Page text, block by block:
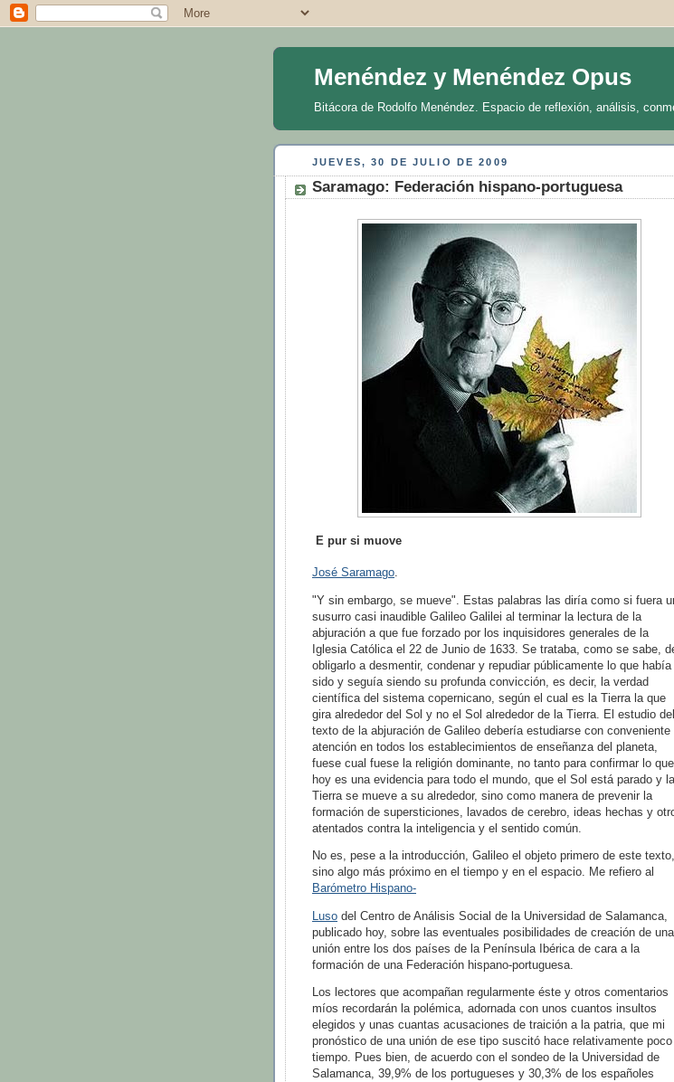
Menéndez y Menéndez Opus
Bitácora de Rodolfo Menéndez. Espacio de reflexión, análisis,
JUEVES, 30 DE JULIO DE 2009
Saramago: Federación hispano-portuguesa
E pur si muove
José Saramago.
"Y sin embargo, se mueve". Estas palabras las diría como si fuera
susurro casi inaudible Galileo Galilei al terminar la lectura de la
abjuración a que fue forzado por los inquisidores generales de la
Iglesia Católica el 22 de Junio de 1633. Se trataba, como se sabe,
obligarlo a desmentir, condenar y repudiar públicamente lo que había
sido y seguía siendo su profunda convicción, es decir, la verdad
científica del sistema copernicano, según el cual es la Tierra la que
gira alrededor del Sol y no el Sol alrededor de la Tierra. El estudio del
texto de la abjuración de Galileo debería estudiarse con conveniente
atención en todos los establecimientos de enseñanza del planeta,
fuese cual fuese la religión dominante, no tanto para confirmar lo que
hoy es una evidencia para todo el mundo, que el Sol está parado y la
Tierra se mueve a su alrededor, sino como manera de prevenir la
formación de supersticiones, lavados de cerebro, ideas hechas y
atentados contra la inteligencia y el sentido común.
No es, pese a la introducción, Galileo el objeto primero de este texto,
sino algo más próximo en el tiempo y en el espacio. Me refiero al
Barómetro Hispano-
Luso del Centro de Análisis Social de la Universidad de Salamanca,
publicado hoy, sobre las eventuales posibilidades de creación de una
unión entre los dos países de la Península Ibérica de cara a la
formación de una Federación hispano-portuguesa.
Los lectores que acompañan regularmente éste y otros comentarios
míos recordarán la polémica, adornada con unos cuantos insultos
elegidos y unas cuantas acusaciones de traición a la patria, que mi
pronóstico de una unión de ese tipo suscitó hace relativamente poco
tiempo. Pues bien, de acuerdo con el sondeo de la Universidad de
Salamanca, 39,9% de los portugueses y 30,3% de los españoles